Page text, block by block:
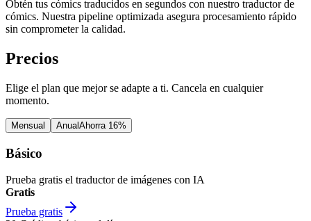
Obtén tus cómics traducidos en segundos con nuestro traductor de
cómics. Nuestra pipeline optimizada asegura procesamiento rápido
sin comprometer la calidad.
Precios
Elige el plan que mejor se adapte a ti. Cancela en cualquier
momento.
Mensual Anual Ahorra 16%
Básico
Prueba gratis el traductor de imágenes con IA
Gratis
Prueba gratis